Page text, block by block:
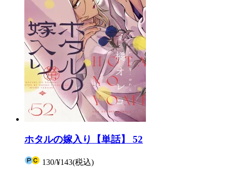
ホタルの嫁入り【単話】 52
130/¥143(税込)